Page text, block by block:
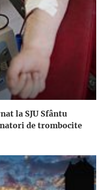
la SJU Sfântu
de trombocite